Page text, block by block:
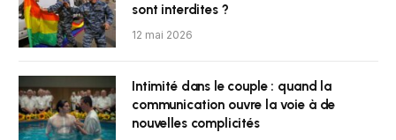
sont interdites ?
12 mai 2026
Intimité dans le couple : quand la
communication ouvre la voie à de
nouvelles complicités